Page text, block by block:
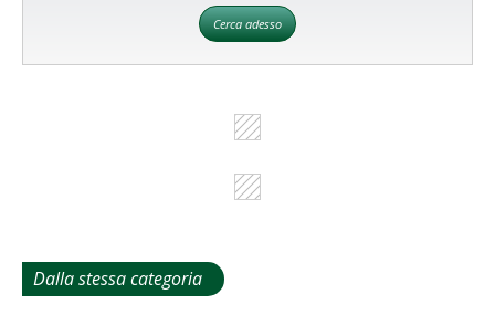
Cerca adesso
Dalla stessa categoria